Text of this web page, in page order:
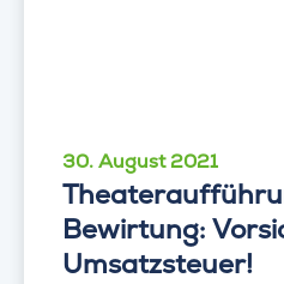
30. August 2021
Bewirtung:
Umsatzsteuer!